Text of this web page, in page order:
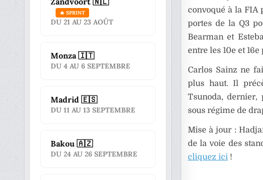
convoqué à la FIA
portes de la Q3
Bearman et
entre les 10e et 16e
Carlos Sainz ne
plus haut. Il
Tsunoda, dernier,
sous régime de
Mise à jour :
de la voie des
cliquez ici !
🔥 SPRINT
DU 21 AU 23 AOÛT
Monza 🇮🇹
DU 4 AU 6 SEPTEMBRE
Madrid 🇪🇸
DU 11 AU 13 SEPTEMBRE
Bakou 🇦🇿
DU 24 AU 26 SEPTEMBRE